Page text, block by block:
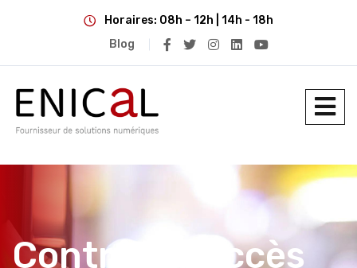
Horaires: 08h – 12h | 14h - 18h
Blog
Contrôle d’accès